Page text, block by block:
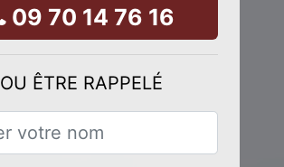
09 70 14 76 16
OU ÊTRE RAPPELÉ